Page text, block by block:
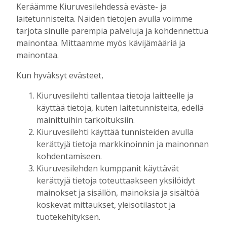
Kuorevirran urheilukentällä järjestetään
kaikille avoin kävelytapahtuma
Tilaajille
Aku Laatikainen
KiuPan 11-vuotiaille pojille kultaa Kuopio
Tilaajille
Aku Laatikainen 3.8.2026 10:55
Salla Tompuri juoksi tuplakultaan – Silja
Auvinen ja Enni Pennanen heittivät
keihään joukkuemestareiksi
Tilaajille
Aku Laatikainen 3.8.2026 09:19
Kiuruveden Urheilijat vahvalla
joukkueella ja mitalitavoittein nuorten
yleisurheilun SM-kisoihin
Keräämme Kiuruvesilehdessä eväste- ja
laitetunnisteita. Näiden tietojen avulla voimme
tarjota sinulle parempia palveluja ja kohdennettua
mainontaa. Mittaamme myös kävijämääriä ja
mainontaa.
Kun hyväksyt evästeet,
Kiuruvesilehti tallentaa tietoja laitteelle ja
käyttää tietoja, kuten laitetunnisteita, edellä
mainittuihin tarkoituksiin.
Kiuruvesilehti käyttää tunnisteiden avulla
kerättyjä tietoja markkinoinnin ja mainonnan
kohdentamiseen.
Kiuruvesilehden kumppanit käyttävät
kerättyjä tietoja toteuttaakseen yksilöidyt
mainokset ja sisällön, mainoksia ja sisältöä
koskevat mittaukset, yleisötilastot ja
tuotekehityksen.